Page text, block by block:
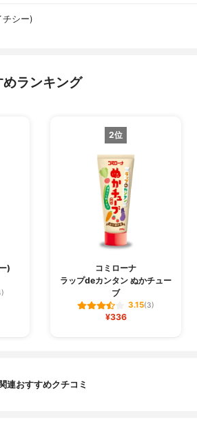
チシー)
ランキング
)
2位
コミローナ
ラップdeカンタン ぬかチュー
ブ
3.15(3)
¥336
関連おすすめクチコミ